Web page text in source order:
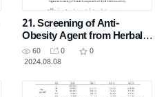
21. Screening of Anti-
Obesity Agent from Herbal
Mixtures
60 0
0
2024.08.08